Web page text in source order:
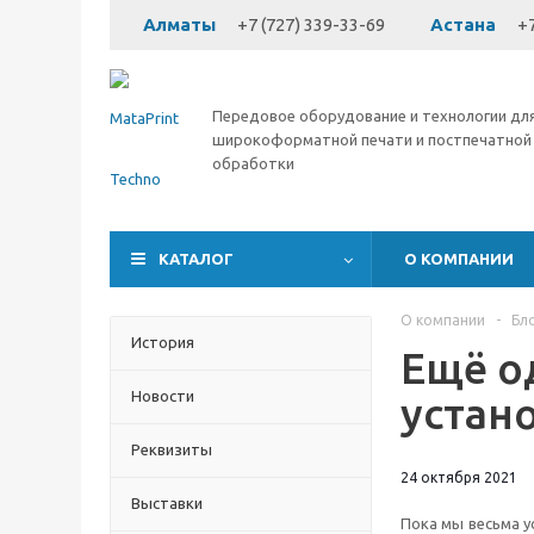
Алматы +7 (727) 339-33-69 Астана
Передовое оборудование и технологии
широкоформатной печати и постпечатной
обработки
КАТАЛОГ О КОМПАНИИ
История
Новости
Реквизиты
Выставки
О компании -
Ещё
24 октября 2021
Пока мы весьма